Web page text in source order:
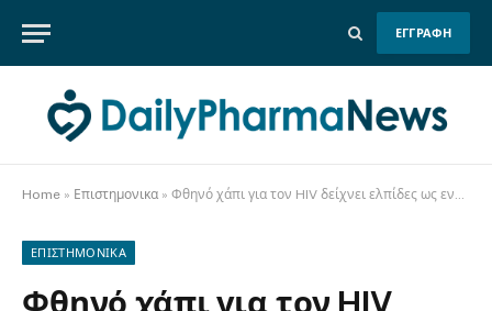
ΕΓΓΡΑΦΗ
Home » Επιστημονικα » Φθηνό χάπι για τον HIV δείχνει ελπίδες ως εναλλακτική θεραπεία για τη Διαβητική Εκφύλιση της Ωχράς Κηλίδας
ΕΠΙΣΤΗΜΟΝΙΚΑ
Φθηνό χάπι για τον HIV